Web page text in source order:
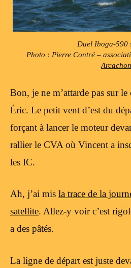
Duel Iboga-590
Photo : Pierre Contré –
Arcachon
Bon, je ne m’attarde pas sur
Éric. Le petit vent d’est du
forçant à lancer le moteur
rallier le CVA où Vincent a
les IC.
Ah, j’ai mis la trace de la
satellite. Allez-y voir c’est
a des pâtés.
La ligne de départ est juste